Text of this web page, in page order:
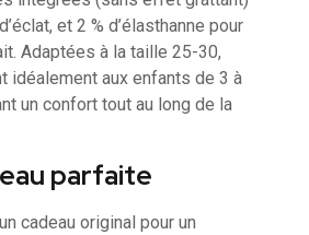
et 2 % d’élasthanne pour
Adaptées à la taille 25-30,
idéalement aux enfants de 3 à
un confort tout au long de la
parfaite
cadeau original pour un